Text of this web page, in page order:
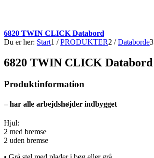
6820 TWIN CLICK Databord
Du er her: Start1 / PRODUKTER2 / Databorde3
6820 TWIN CLICK Databord
Produktinformation
– har alle arbejdshøjder indbygget
Hjul:
2 med bremse
2 uden bremse